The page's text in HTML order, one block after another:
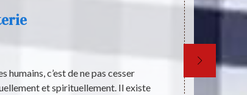
humains, c’est de ne pas cesser
et spirituellement. Il existe
Les